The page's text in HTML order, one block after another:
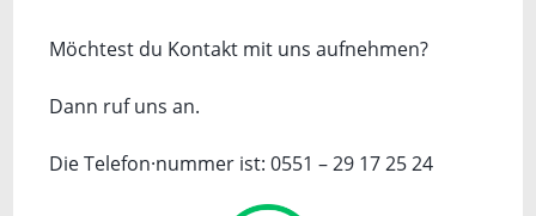
Möchtest du Kontakt mit uns aufnehmen?
Dann ruf uns an.
Die Telefon·nummer ist: 0551 – 29 17 25 24